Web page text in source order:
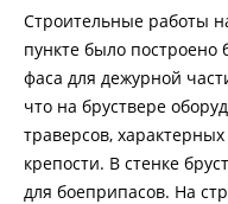
Строительные работы
пункте было построено
фаса для дежурной
что на бруствере
траверсов,
крепости. В стенке
для боеприпасов. На